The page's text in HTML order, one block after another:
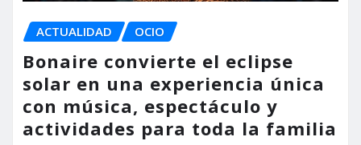
ACTUALIDAD OCIO
Bonaire convierte el eclipse
solar en una experiencia única
con música, espectáculo y
actividades para toda la familia